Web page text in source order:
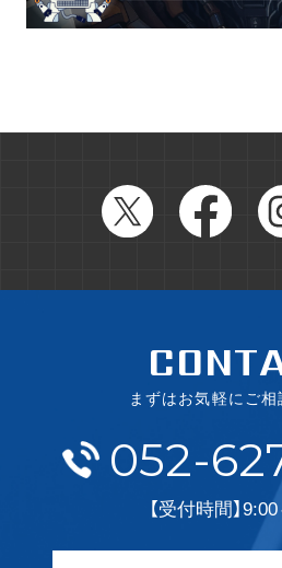
まずはお気軽にご
052-
【受付時間】